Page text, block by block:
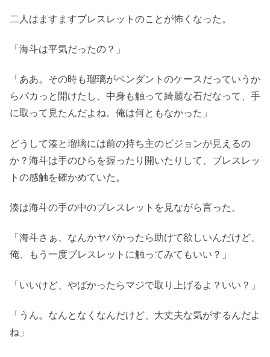
二人はますますブレスレットのことが怖くなった。
「海斗は平気だったの？」
「ああ。その時も瑠璃がペンダントのケースだっていうか
らパカっと開けたし、中身も触って綺麗な石だなって、手
に取って見たんだよね。俺は何ともなかった」
どうして湊と瑠璃には前の持ち主のビジョンが見えるの
か？海斗は手のひらを握ったり開いたりして、ブレスレッ
トの感触を確かめていた。
湊は海斗の手の中のブレスレットを見ながら言った。
「海斗さぁ、なんかヤバかったら助けて欲しいんだけど、
俺、もう一度ブレスレットに触ってみてもいい？」
「いいけど、やばかったらマジで取り上げるよ？いい？」
「うん。なんとなくなんだけど、大丈夫な気がするんだよ
ね」